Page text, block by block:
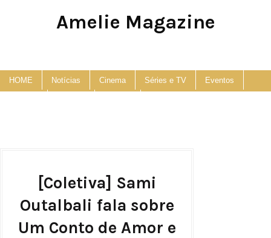
Amelie Magazine
HOME Notícias Cinema Séries e TV Eventos
[Coletiva] Sami
Outalbali fala sobre
Um Conto de Amor e